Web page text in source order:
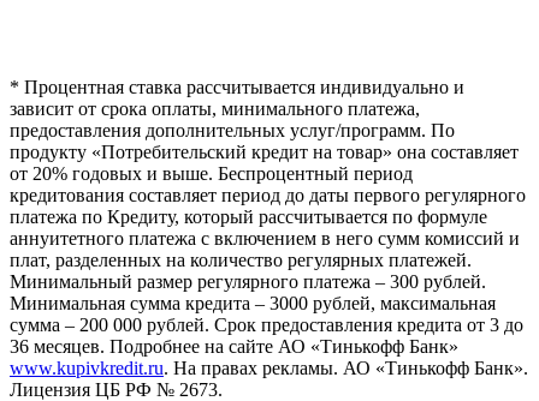
* Процентная ставка рассчитывается индивидуально и
зависит от срока оплаты, минимального платежа,
предоставления дополнительных услуг/программ. По
продукту «Потребительский кредит на товар» она составляет
от 20% годовых и выше. Беспроцентный период
кредитования составляет период до даты первого регулярного
платежа по Кредиту, который рассчитывается по формуле
аннуитетного платежа с включением в него сумм комиссий и
плат, разделенных на количество регулярных платежей.
Минимальный размер регулярного платежа – 300 рублей.
Минимальная сумма кредита – 3000 рублей, максимальная
сумма – 200 000 рублей. Срок предоставления кредита от 3 до
36 месяцев. Подробнее на сайте АО «Тинькофф Банк»
www.kupivkredit.ru. На правах рекламы. АО «Тинькофф Банк».
Лицензия ЦБ РФ № 2673.